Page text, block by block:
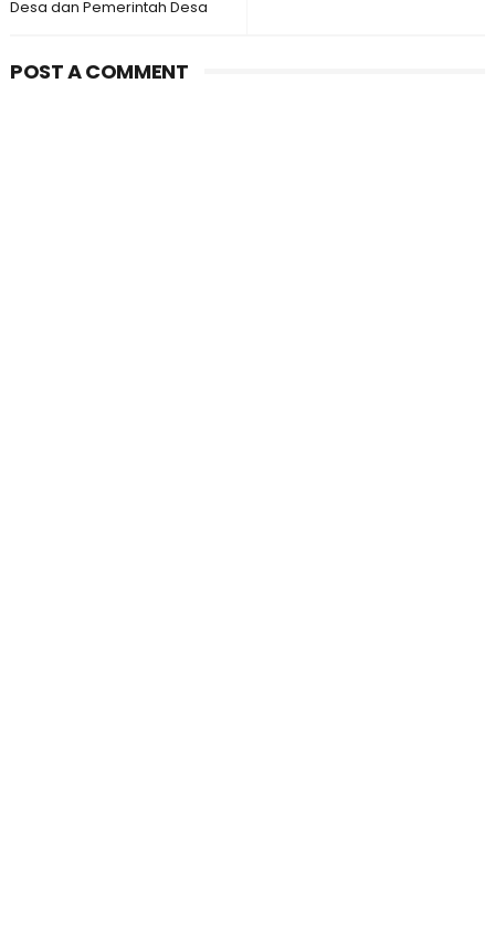
Desa dan Pemerintah Desa
POST A COMMENT